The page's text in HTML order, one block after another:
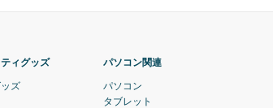
ィグッズ
ズ
パソコン関連
パソコン
タブレット